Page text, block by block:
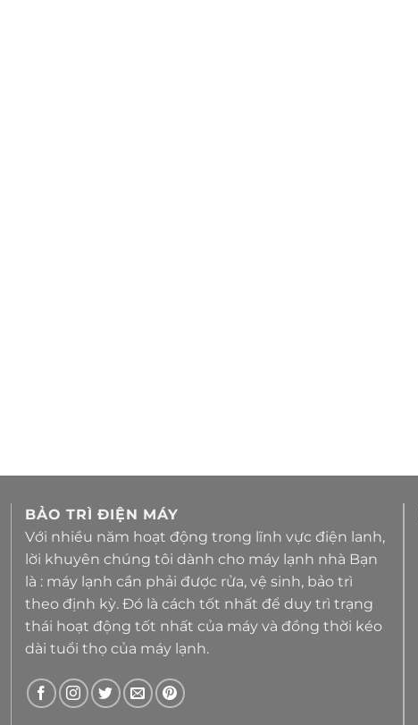
BẢO TRÌ ĐIỆN MÁY
Với nhiều năm hoạt động trong lĩnh vực điện lanh,
lời khuyên chúng tôi dành cho máy lạnh nhà Bạn
là : máy lạnh cần phải được rửa, vệ sinh, bảo trì
theo định kỳ. Đó là cách tốt nhất để duy trì trạng
thái hoạt động tốt nhất của máy và đồng thời kéo
dài tuổi thọ của máy lạnh.